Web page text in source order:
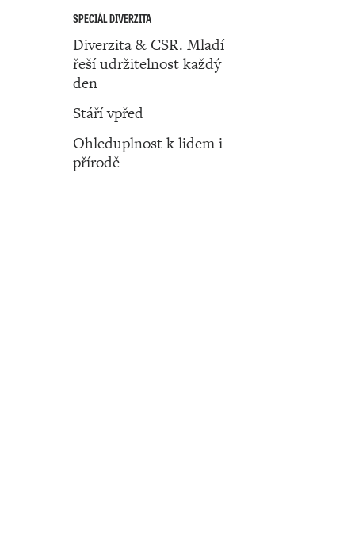
SPECIÁL DIVERZITA
Diverzita & CSR. Mladí
řeší udržitelnost každý
den
Stáří vpřed
Ohleduplnost k lidem i
přírodě